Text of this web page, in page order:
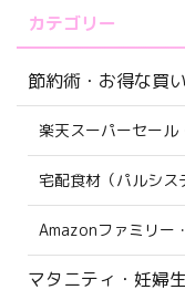
カテゴリー
節約術・お得な買
楽天スーパーセー
宅配食材（パルシ
Amazonファミリー
マタニティ・妊婦